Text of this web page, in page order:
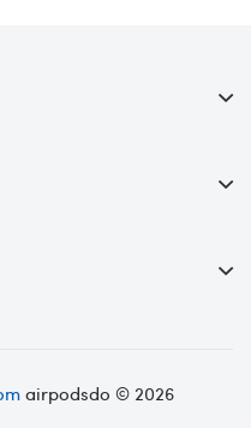
airpodsdo © 2026